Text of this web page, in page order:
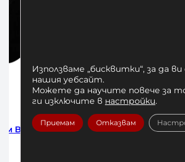
4м Бинтове за Бокс Venum Black
Използваме „бисквитки“, за да
нашия уебсайт.
Можете да научите повече за
ги изключите в настройки.
Приемам Отказвам